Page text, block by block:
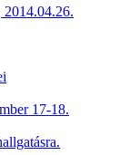
2014.04.26.
17-18.